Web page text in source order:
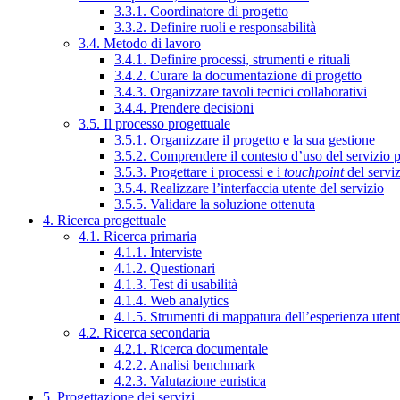
3.3.1. Coordinatore di progetto
3.3.2. Definire ruoli e responsabilità
3.4. Metodo di lavoro
3.4.1. Definire processi, strumenti e rituali
3.4.2. Curare la documentazione di progetto
3.4.3. Organizzare tavoli tecnici collaborativi
3.4.4. Prendere decisioni
3.5. Il processo progettuale
3.5.1. Organizzare il progetto e la sua gestione
3.5.2. Comprendere il contesto d’uso del servizio
3.5.3. Progettare i processi e i touchpointdel
3.5.4. Realizzare l’interfaccia utente del servizio
3.5.5. Validare la soluzione ottenuta
4. Ricerca progettuale
4.1. Ricerca primaria
4.1.1. Interviste
4.1.2. Questionari
4.1.3. Test di usabilità
4.1.4. Web analytics
4.1.5. Strumenti di mappatura dell’esperienza
4.2. Ricerca secondaria
4.2.1. Ricerca documentale
4.2.2. Analisi benchmark
4.2.3. Valutazione euristica
5. Progettazione dei servizi